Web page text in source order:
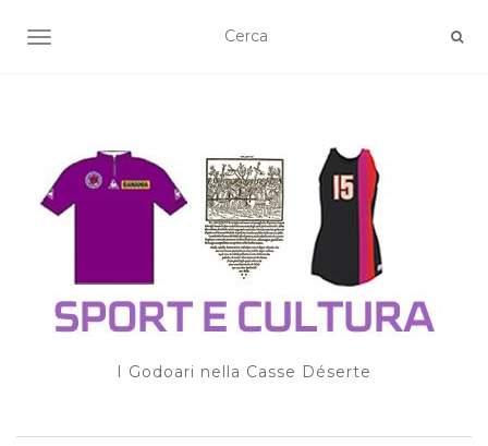
TOGGLE NAVIGATION
I Godoari nella Casse Déserte